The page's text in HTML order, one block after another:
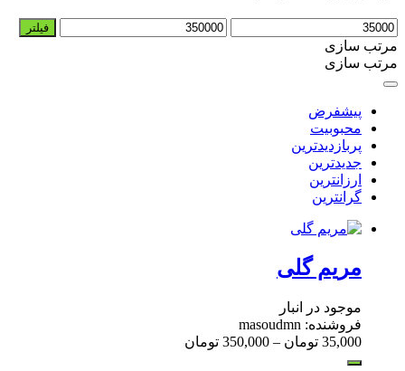
حداقل
قیمت
حداکثر
فیلتر
مرتب سازی
مرتب سازی
پیشفرض
محبوبیت
پربازدیدترین
جدیدترین
ارزانترین
گرانترین
مریم گلی
موجود در انبار
فروشنده: masoudmn
35,000 تومان –
350,000 تومان